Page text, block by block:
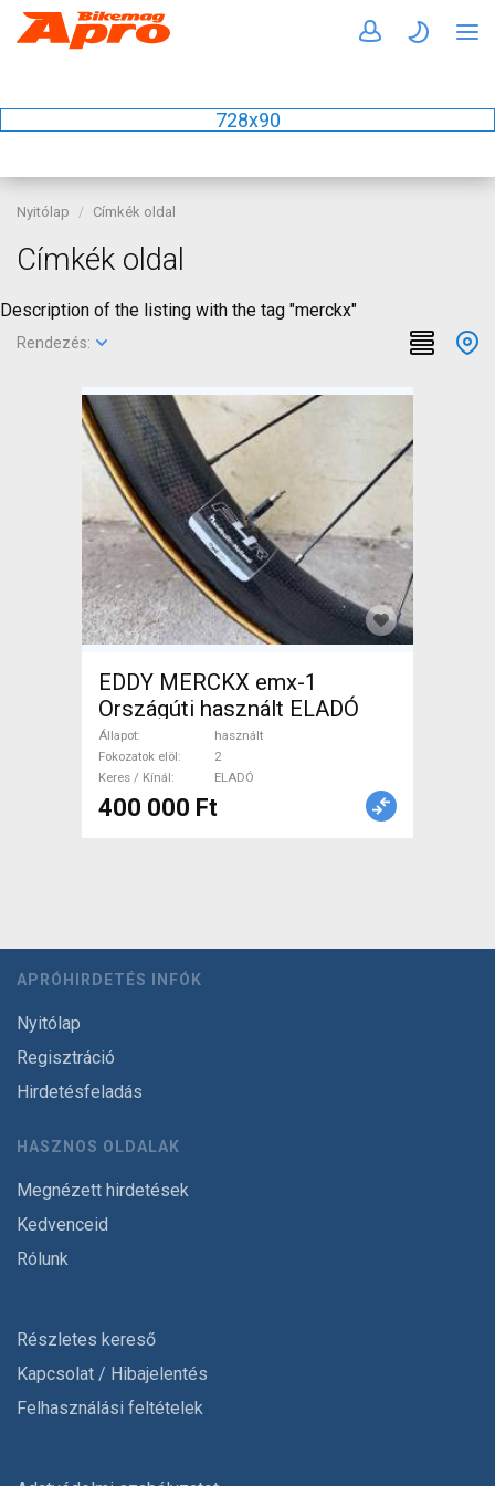
728x90
Nyitólap Címkék oldal
Címkék oldal
Description of the listing with the tag "merckx"
Rendezés:
EDDY MERCKX emx-1
Országúti használt ELADÓ
Állapot
használt
Fokozatok elöl
2
Keres / Kínál
ELADÓ
400 000 Ft
APRÓHIRDETÉS INFÓK
Nyitólap
Regisztráció
Hirdetésfeladás
HASZNOS OLDALAK
Megnézett hirdetések
Kedvenceid
Rólunk
Részletes kereső
Kapcsolat / Hibajelentés
Felhasználási feltételek